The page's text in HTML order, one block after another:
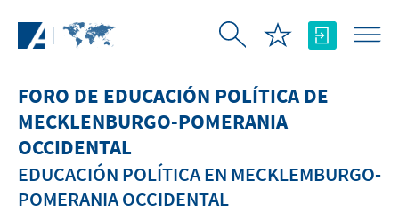
FORO DE EDUCACIÓN POLÍTICA DE
MECKLENBURGO-POMERANIA
OCCIDENTAL
EDUCACIÓN POLÍTICA EN MECKLEMBURGO-
POMERANIA OCCIDENTAL